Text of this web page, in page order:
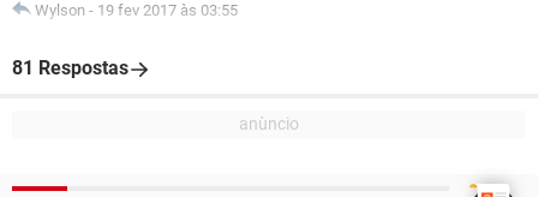
Wylson - 19 fev 2017 às 03:55
81 Respostas